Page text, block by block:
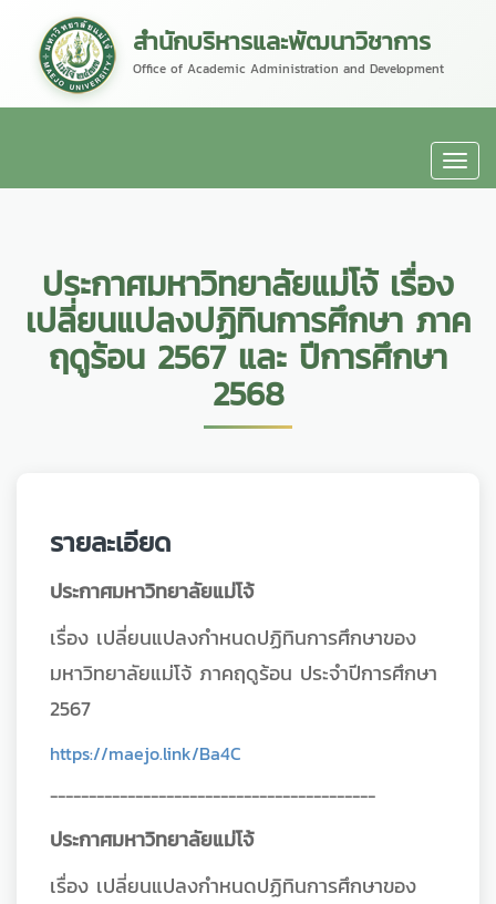
สำนักบริหารและพัฒนาวิชาการ
Office of Academic Administration and Development
ประกาศมหาวิทยาลัยแม่โจ้ เรื่อง
เปลี่ยนแปลงปฏิทินการศึกษา ภาค
ฤดูร้อน 2567 และ ปีการศึกษา
2568
รายละเอียด
ประกาศมหาวิทยาลัยแม่โจ้
เรื่อง เปลี่ยนแปลงกำหนดปฏิทินการศึกษาของ
มหาวิทยาลัยแม่โจ้ ภาคฤดูร้อน ประจำปีการศึกษา
2567
https://maejo.link/Ba4C
------------------------------------------
ประกาศมหาวิทยาลัยแม่โจ้
เรื่อง เปลี่ยนแปลงกำหนดปฏิทินการศึกษาของ